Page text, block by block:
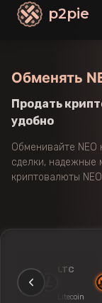
p2pie
Обменять
Продать
удобно
Обменивайте NEO
сделки, надежные
криптовалюты
LTC
Litecoin